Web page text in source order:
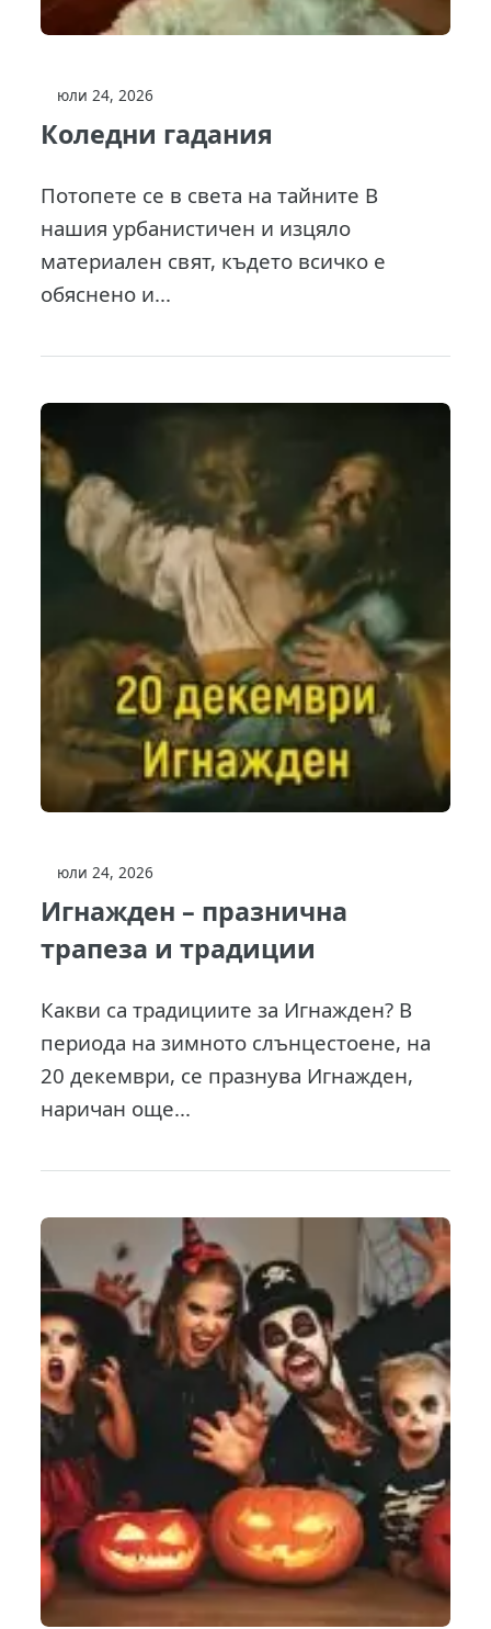
юли 24, 2026
Коледни гадания
Потопете се в света на тайните В
нашия урбанистичен и изцяло
материален свят, където всичко е
обяснено и...
юли 24, 2026
Игнажден – празнична
трапеза и традиции
Какви са традициите за Игнажден? В
периода на зимното слънцестоене, на
20 декември, се празнува Игнажден,
наричан още...